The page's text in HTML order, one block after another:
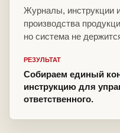
Журналы, инструкции
производства
но система не
РЕЗУЛЬТАТ
Собираем единый
инструкцию для
ответственного.